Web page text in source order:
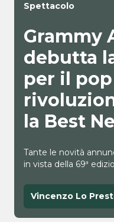
Spettacolo
Grammy
debutta
per il
la Best
Tante le novità
in vista della 69ª
Vincenzo Lo